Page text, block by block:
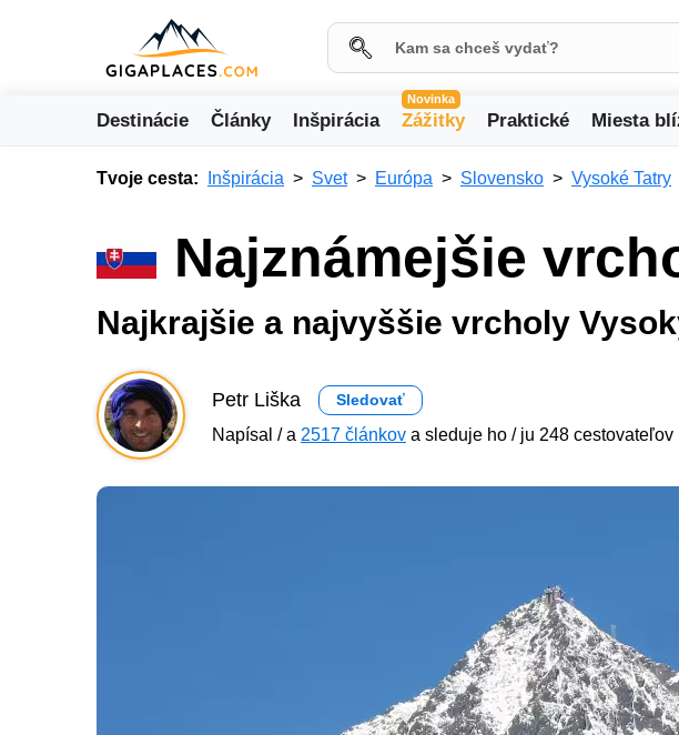
Destinácie Články Inšpirácia
Novinka
Zážitky Praktické Miesta
Tvoje cesta: Inšpirácia Svet Európa Slovensko Vysoké Tatry
Najznámejšie
Najkrajšie a najvyššie vrcholy
Petr Liška Sledovať
Napísal / a 2517 článkov a sleduje ho / ju 248 cestovateľov